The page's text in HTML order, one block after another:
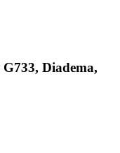
Diadema,